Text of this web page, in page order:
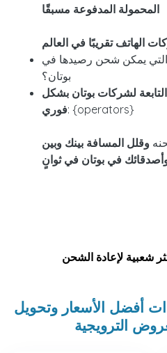
المحمولة المدفوعة مسبقًا
الهاتف تقريبًا في العالم
يمكن شحن رصيدها في
بوتان؟
لشركات بوتان بشكل
فوري: {operators}
وقلل المسافة بينك وبين
في بوتان في ثوانٍ
شعبية لإعادة الشحن
أفضل الأسعار وتحويل
الترويجية